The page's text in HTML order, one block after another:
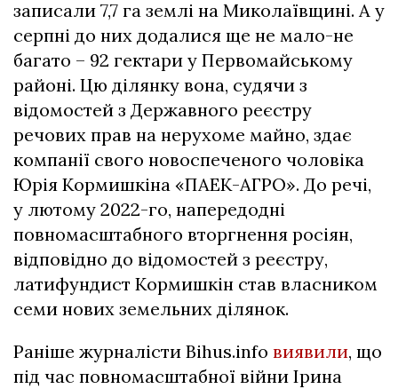
записали 7,7 га землі на Миколаївщині. А у
серпні до них додалися ще не мало-не
багато – 92 гектари у Первомайському
районі. Цю ділянку вона, судячи з
відомостей з Державного реєстру
речових прав на нерухоме майно, здає
компанії свого новоспеченого чоловіка
Юрія Кормишкіна «ПАЕК-АГРО». До речі,
у лютому 2022-го, напередодні
повномасштабного вторгнення росіян,
відповідно до відомостей з реєстру,
латифундист Кормишкін став власником
семи нових земельних ділянок.
Раніше журналісти Bihus.info виявили, що
під час повномасштабної війни Ірина